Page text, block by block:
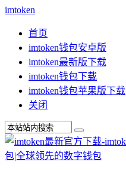
imtoken
首页
imtoken钱包安卓版
imtoken最新版下载
imtoken钱包下载
imtoken钱包苹果版下载
关闭